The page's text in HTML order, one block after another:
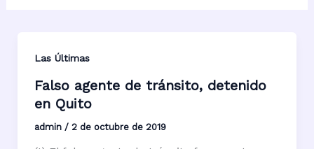
Las Últimas
Falso agente de tránsito, detenido
en Quito
admin / 2 de octubre de 2019